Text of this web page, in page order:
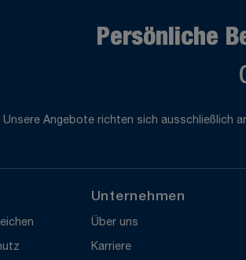
Persönliche
Unsere Angebote richten sich ausschließlich
Unternehmen
Über uns
Karriere